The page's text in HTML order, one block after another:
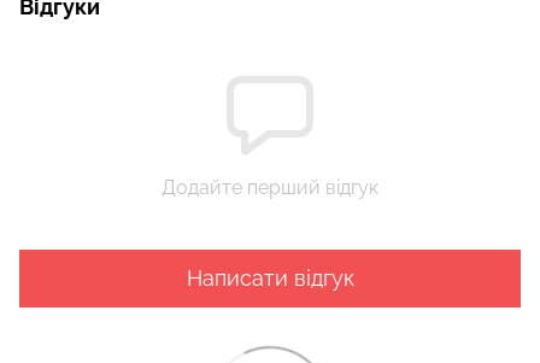
Відгуки
Додайте перший відгук
Написати відгук